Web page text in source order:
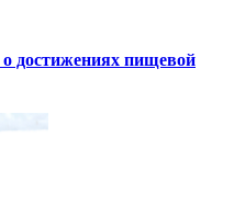
достижениях пищевой